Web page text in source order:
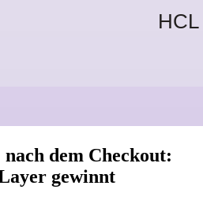
dem Checkout:
gewinnt